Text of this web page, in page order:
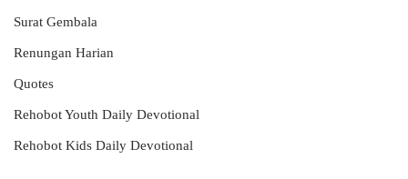
Surat Gembala
Renungan Harian
Quotes
Rehobot Youth Daily Devotional
Rehobot Kids Daily Devotional